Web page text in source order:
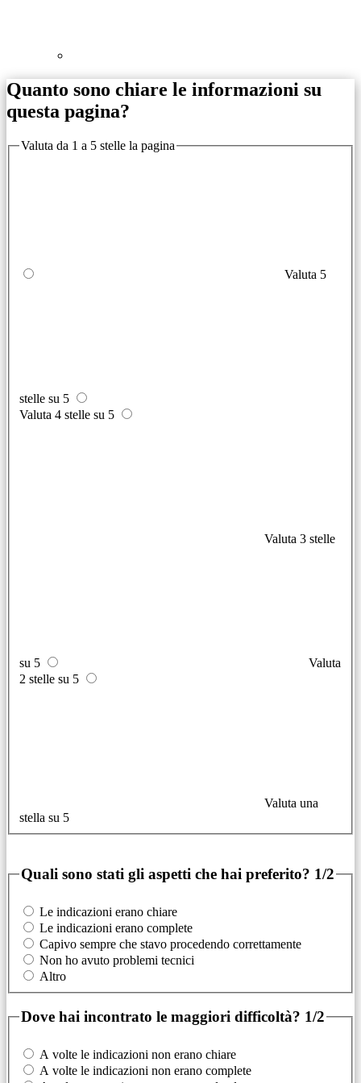
Quanto sono chiare le informazioni su
questa pagina?
Valuta da 1 a 5 stelle la pagina
Valuta 5
stelle su 5
Valuta 4 stelle su 5
Valuta 3 stelle
su 5
Valuta
2 stelle su 5
Valuta una
stella su 5
Quali sono stati gli aspetti che hai preferito? 1/2
Le indicazioni erano chiare
Le indicazioni erano complete
Capivo sempre che stavo procedendo correttamente
Non ho avuto problemi tecnici
Altro
Dove hai incontrato le maggiori difficoltà? 1/2
A volte le indicazioni non erano chiare
A volte le indicazioni non erano complete